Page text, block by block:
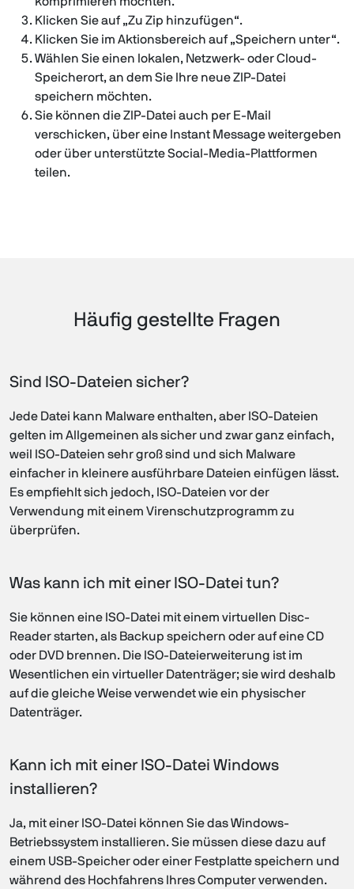
Klicken Sie auf „Zu Zip hinzufügen“.
Klicken Sie im Aktionsbereich auf „Speichern unter“.
Wählen Sie einen lokalen, Netzwerk- oder Cloud-
Speicherort, an dem Sie Ihre neue ZIP-Datei
speichern möchten.
Sie können die ZIP-Datei auch per E-Mail
verschicken, über eine Instant Message weitergeben
oder über unterstützte Social-Media-Plattformen
teilen.
Häufig gestellte Fragen
Sind ISO-Dateien sicher?
Jede Datei kann Malware enthalten, aber ISO-Dateien
gelten im Allgemeinen als sicher und zwar ganz einfach,
weil ISO-Dateien sehr groß sind und sich Malware
einfacher in kleinere ausführbare Dateien einfügen lässt.
Es empfiehlt sich jedoch, ISO-Dateien vor der
Verwendung mit einem Virenschutzprogramm zu
überprüfen.
Was kann ich mit einer ISO-Datei tun?
Sie können eine ISO-Datei mit einem virtuellen Disc-
Reader starten, als Backup speichern oder auf eine CD
oder DVD brennen. Die ISO-Dateierweiterung ist im
Wesentlichen ein virtueller Datenträger; sie wird deshalb
auf die gleiche Weise verwendet wie ein physischer
Datenträger.
Kann ich mit einer ISO-Datei Windows
installieren?
Ja, mit einer ISO-Datei können Sie das Windows-
Betriebssystem installieren. Sie müssen diese dazu auf
einem USB-Speicher oder einer Festplatte speichern und
während des Hochfahrens Ihres Computer verwenden.